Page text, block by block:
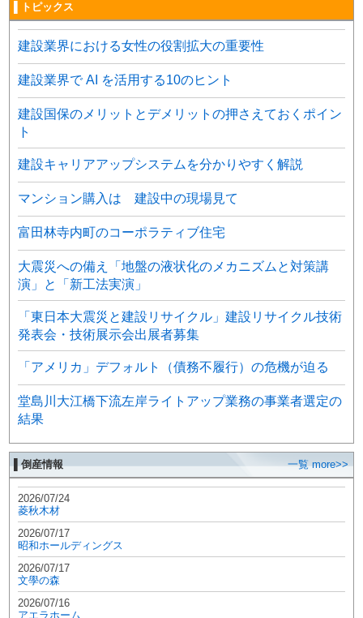
▌トピックス
建設業界における女性の役割拡大の重要性
建設業界で AI を活用する10のヒント
建設国保のメリットとデメリットの押さえておくポイン
ト
建設キャリアアップシステムを分かりやすく解説
マンション購入は 建設中の現場見て
富田林寺内町のコーポラティブ住宅
大震災への備え「地盤の液状化のメカニズムと対策講
演」と「新工法実演」
「東日本大震災と建設リサイクル」建設リサイクル技術
発表会・技術展示会出展者募集
「アメリカ」デフォルト（債務不履行）の危機が迫る
堂島川大江橋下流左岸ライトアップ業務の事業者選定の
結果
▌倒産情報 一覧 more>>
2026/07/24
菱秋木材
2026/07/17
昭和ホールディングス
2026/07/17
文學の森
2026/07/16
アエラホーム